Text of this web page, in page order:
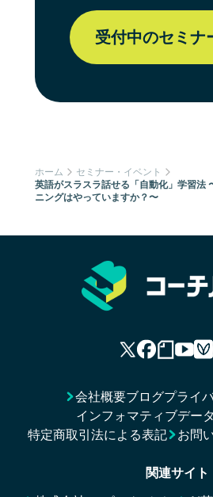
受付中のセミナ
ホーム
セミナー・イベント
英語がスラスラ話せる「自動化」学習法
ニングはやっていますか？〜
会社概要ブログプライ
インフォマティブデー
特定商取引法による表記
お問
関連サイト